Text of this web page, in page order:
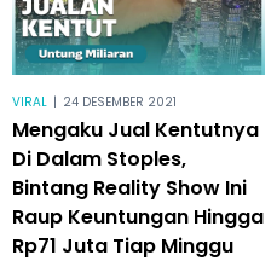
VIRAL | 24 DESEMBER 2021
Mengaku Jual Kentutnya
Di Dalam Stoples,
Bintang Reality Show Ini
Raup Keuntungan Hingga
Rp71 Juta Tiap Minggu